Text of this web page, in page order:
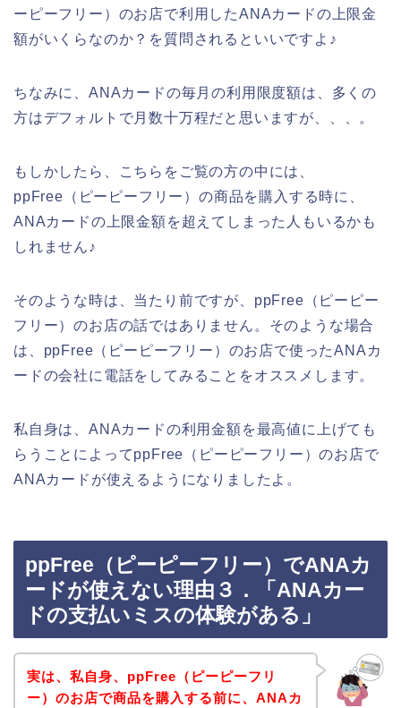
ーピーフリー）のお店で利用したANAカードの上限金
額がいくらなのか？を質問されるといいですよ♪
ちなみに、ANAカードの毎月の利用限度額は、多くの
方はデフォルトで月数十万程だと思いますが、、、。
もしかしたら、こちらをご覧の方の中には、
ppFree（ピーピーフリー）の商品を購入する時に、
ANAカードの上限金額を超えてしまった人もいるかも
しれません♪
そのような時は、当たり前ですが、ppFree（ピーピー
フリー）のお店の話ではありません。そのような場合
は、ppFree（ピーピーフリー）のお店で使ったANAカ
ードの会社に電話をしてみることをオススメします。
私自身は、ANAカードの利用金額を最高値に上げても
らうことによってppFree（ピーピーフリー）のお店で
ANAカードが使えるようになりましたよ。
ppFree（ピーピーフリー）でANAカ
ードが使えない理由３．「ANAカー
ドの支払いミスの体験がある」
実は、私自身、ppFree（ピーピーフリ
ー）のお店で商品を購入する前に、ANAカ